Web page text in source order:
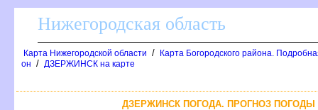
Нижегородская область
Карта Нижегородской области /
Карта Богородского района.
он / ДЗЕРЖИНСК на карте
ДЗЕРЖИНСК ПОГОДА. ПРОГНОЗ